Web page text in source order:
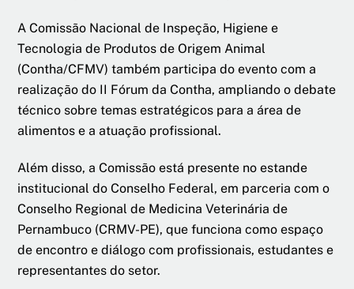
A Comissão Nacional de Inspeção, Higiene e
Tecnologia de Produtos de Origem Animal
(Contha/CFMV) também participa do evento com a
realização do II Fórum da Contha, ampliando o debate
técnico sobre temas estratégicos para a área de
alimentos e a atuação profissional.
Além disso, a Comissão está presente no estande
institucional do Conselho Federal, em parceria com o
Conselho Regional de Medicina Veterinária de
Pernambuco (CRMV-PE), que funciona como espaço
de encontro e diálogo com profissionais, estudantes e
representantes do setor.